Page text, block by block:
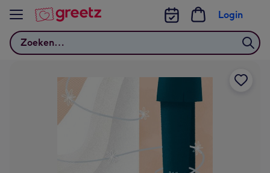
Bekijk meer
Zoeken
Login